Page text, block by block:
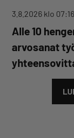
3.8.2026 klo 07:16
Alle 10
arvosanat